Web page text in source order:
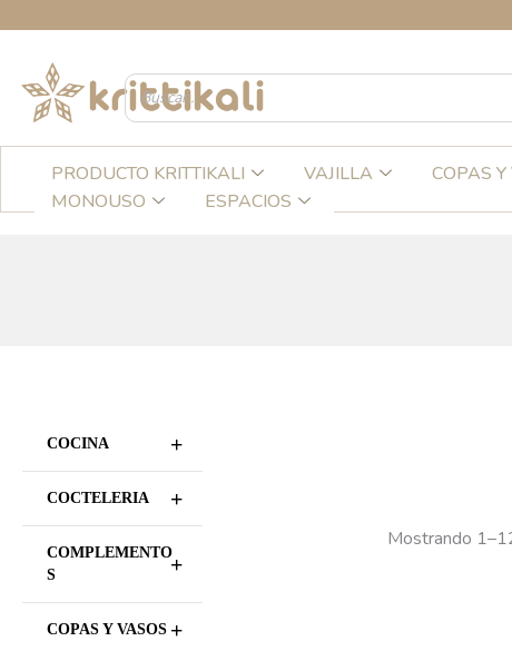
contenido
PRODUCTO KRITTIKALI VAJILLA COPAS
MONOUSO
ESPACIOS
+
COCINA
+
COCTELERIA
+
COMPLEMENTO
S
+
COPAS Y VASOS
Mostrando